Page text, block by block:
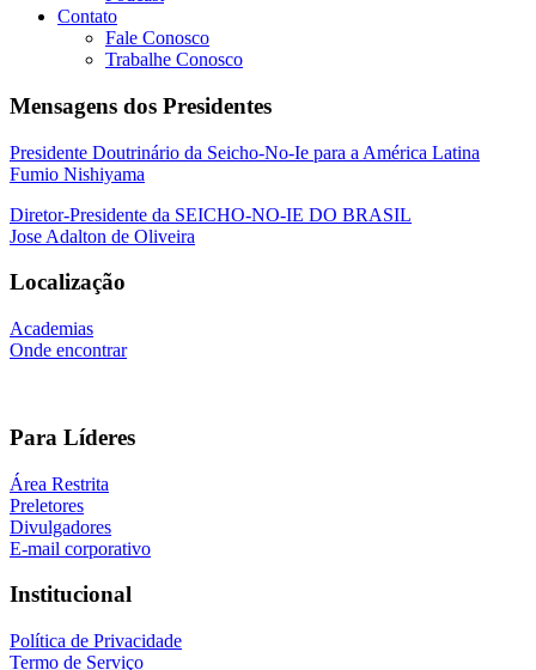
Contato
Fale Conosco
Trabalhe Conosco
Mensagens dos Presidentes
Presidente Doutrinário da Seicho-No-Ie para a América Latina
Fumio Nishiyama
Diretor-Presidente da SEICHO-NO-IE DO BRASIL
Jose Adalton de Oliveira
Localização
Academias
Onde encontrar
Para Líderes
Área Restrita
Preletores
Divulgadores
E-mail corporativo
Institucional
Política de Privacidade
Termo de Serviço